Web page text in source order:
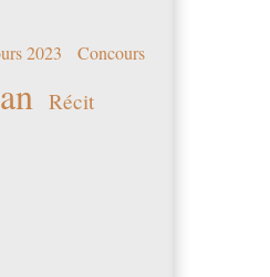
2023 Concours
Récit